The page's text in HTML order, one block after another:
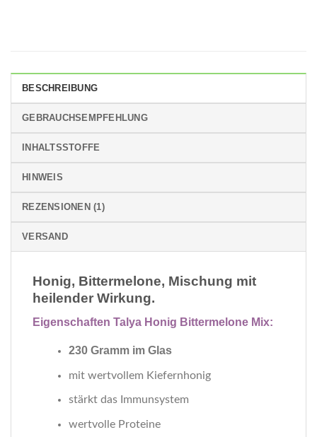
BESCHREIBUNG
GEBRAUCHSEMPFEHLUNG
INHALTSSTOFFE
HINWEIS
REZENSIONEN (1)
VERSAND
Honig, Bittermelone, Mischung mit
heilender Wirkung.
Eigenschaften Talya Honig Bittermelone Mix:
230 Gramm im Glas
mit wertvollem Kiefernhonig
stärkt das Immunsystem
wertvolle Proteine